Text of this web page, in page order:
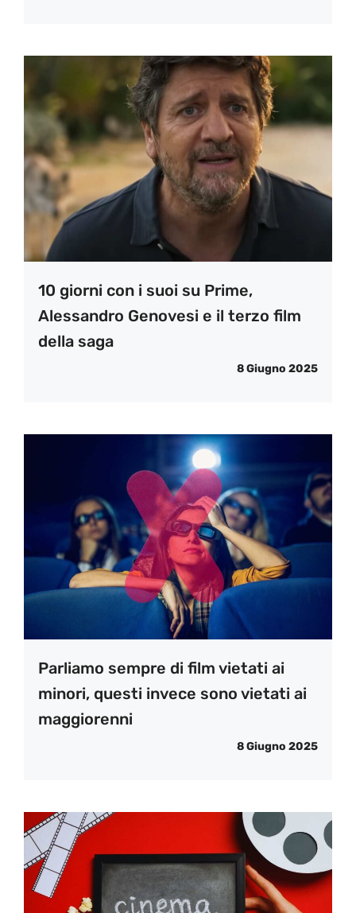
10 giorni con i suoi su Prime,
Alessandro Genovesi e il terzo film
della saga
8 Giugno 2025
Parliamo sempre di film vietati ai
minori, questi invece sono vietati ai
maggiorenni
8 Giugno 2025